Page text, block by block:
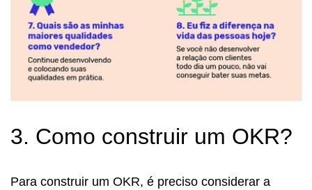
3. Como construir um OKR?
Para construir um OKR, é preciso considerar a